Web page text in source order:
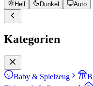
Hell Dunkel Auto
Kategorien
Baby & Spielzeug